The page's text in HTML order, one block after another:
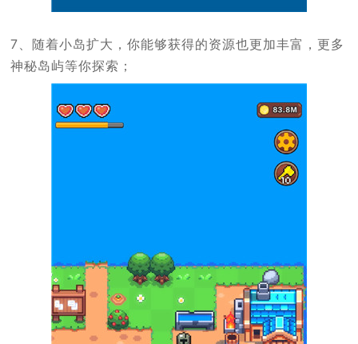
7、随着小岛扩大，你能够获得的资源也更加丰富，更多
神秘岛屿等你探索；